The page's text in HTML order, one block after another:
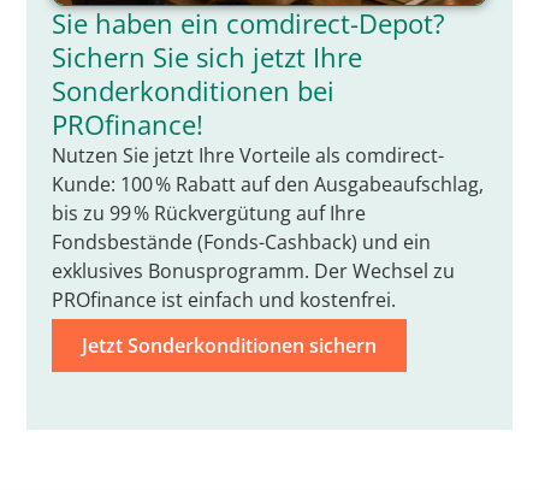
Sie haben ein comdirect-Depot?
Sichern Sie sich jetzt Ihre
Sonderkonditionen bei
PROfinance!
Nutzen Sie jetzt Ihre Vorteile als comdirect-
Kunde: 100 % Rabatt auf den Ausgabeaufschlag,
bis zu 99 % Rückvergütung auf Ihre
Fondsbestände (Fonds-Cashback) und ein
exklusives Bonusprogramm. Der Wechsel zu
PROfinance ist einfach und kostenfrei.
Jetzt Sonderkonditionen sichern